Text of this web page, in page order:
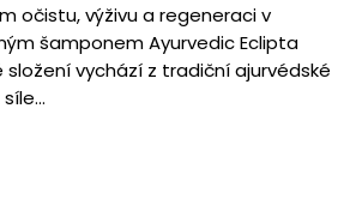
očistu, výživu a regeneraci v
šamponem Ayurvedic Eclipta
složení vychází z tradiční ajurvédské